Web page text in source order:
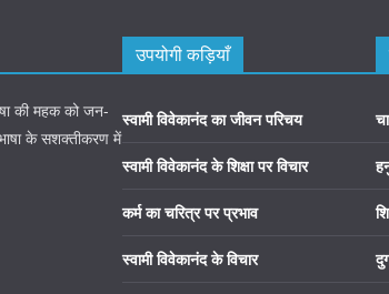
की महक को जन-
के सशक्तीकरण में
उपयोगी कड़ियाँ
स्वामी विवेकानंद का जीवन परिचय
स्वामी विवेकानंद के शिक्षा पर विचार
कर्म का चरित्र पर प्रभाव
स्वामी विवेकानंद के विचार